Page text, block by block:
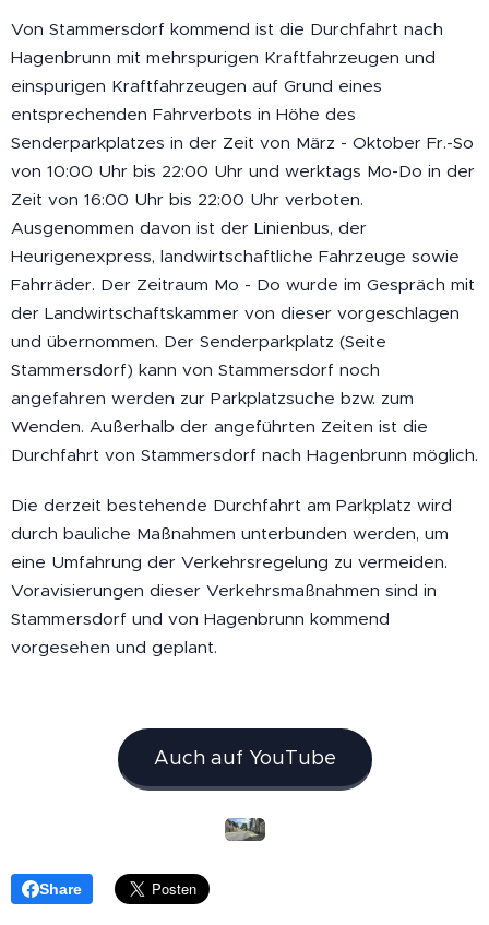
Von Stammersdorf kommend ist die Durchfahrt nach
Hagenbrunn mit mehrspurigen Kraftfahrzeugen und
einspurigen Kraftfahrzeugen auf Grund eines
entsprechenden Fahrverbots in Höhe des
Senderparkplatzes in der Zeit von März - Oktober Fr.-So
von 10:00 Uhr bis 22:00 Uhr und werktags Mo-Do in der
Zeit von 16:00 Uhr bis 22:00 Uhr verboten.
Ausgenommen davon ist der Linienbus, der
Heurigenexpress, landwirtschaftliche Fahrzeuge sowie
Fahrräder. Der Zeitraum Mo - Do wurde im Gespräch mit
der Landwirtschaftskammer von dieser vorgeschlagen
und übernommen. Der Senderparkplatz (Seite
Stammersdorf) kann von Stammersdorf noch
angefahren werden zur Parkplatzsuche bzw. zum
Wenden. Außerhalb der angeführten Zeiten ist die
Durchfahrt von Stammersdorf nach Hagenbrunn möglich.
Die derzeit bestehende Durchfahrt am Parkplatz wird
durch bauliche Maßnahmen unterbunden werden, um
eine Umfahrung der Verkehrsregelung zu vermeiden.
Voravisierungen dieser Verkehrsmaßnahmen sind in
Stammersdorf und von Hagenbrunn kommend
vorgesehen und geplant.
Auch auf YouTube
Share